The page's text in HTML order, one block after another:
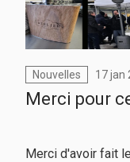
Nouvelles 17 jan
Merci pour
Merci d'avoir fait